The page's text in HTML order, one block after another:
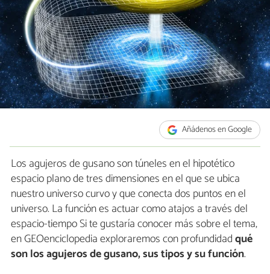
Añádenos en Google
Los agujeros de gusano son túneles en el hipotético
espacio plano de tres dimensiones en el que se ubica
nuestro universo curvo y que conecta dos puntos en el
universo. La función es actuar como atajos a través del
espacio-tiempo Si te gustaría conocer más sobre el tema,
en GEOenciclopedia exploraremos con profundidadqué
son los agujeros de gusano, sus tipos y su función.